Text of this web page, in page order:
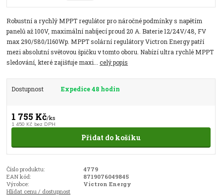
Robustní a rychlý MPPT regulátor pro náročné podmínky s napětím
panelů až 100V, maximální nabíjecí proud 20 A. Baterie 12/24V/48, FV
max 290/580/1160Wp. MPPT solární regulátory Victron Energy patří
mezi absolutní světovou špičku v tomto oboru. Nabízí ultra rychlé MPPT
sledování, které zajišťuje maxi...celý popis
Dostupnost Expedice 48 hodin
1 755 Kč/ks
1 450 Kč bez DPH
Přidat do košíku
Číslo produktu:
4779
EAN kód:
8719076049845
Výrobce:
Victron Energy
Hlídat cenu / dostupnost